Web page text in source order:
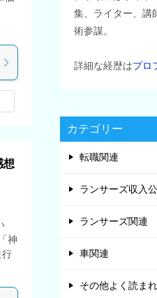
想
神
行
集、ライター、講
術参謀。
詳細な経歴はプロ
カテゴリー
転職関連
ランサーズ収入
ランサーズ関連
車関連
その他よく読ま